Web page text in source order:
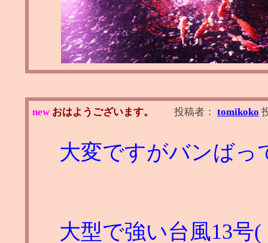
new おはようございます。 投稿者： tomikoko
大変ですがバンばっ
大型で強い台風13号